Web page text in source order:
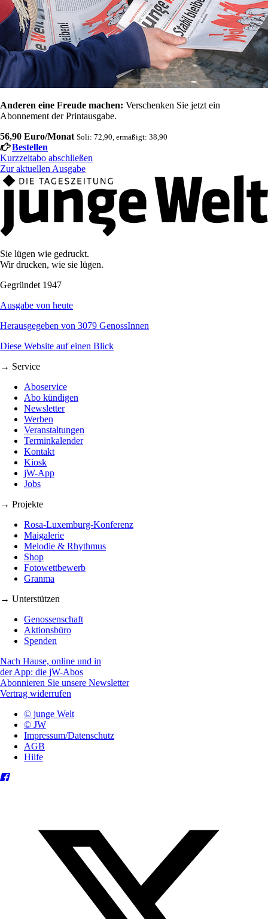
Anderen eine Freude machen: Verschenken Sie jetzt ein
Abonnement der Printausgabe.
56,90 Euro/Monat Soli: 72,90, ermäßigt: 38,90
Bestellen
Kurzzeitabo abschließen
Zur aktuellen Ausgabe
Sie lügen wie gedruckt.
Wir drucken, wie sie lügen.
Gegründet 1947
Ausgabe von heute
Herausgegeben von 3079 GenossInnen
Diese Website auf einen Blick
→ Service
Aboservice
Abo kündigen
Newsletter
Werben
Veranstaltungen
Terminkalender
Kontakt
Kiosk
jW-App
Jobs
→ Projekte
Rosa-Luxemburg-Konferenz
Maigalerie
Melodie & Rhythmus
Shop
Fotowettbewerb
Granma
→ Unterstützen
Genossenschaft
Aktionsbüro
Spenden
Nach Hause, online und in
der App: die jW-Abos
Abonnieren Sie unsere Newsletter
Vertrag widerrufen
© junge Welt
© JW
Impressum/Datenschutz
AGB
Hilfe